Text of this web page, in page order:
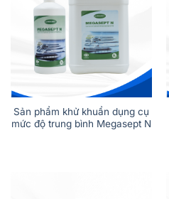
Sản phẩm khử khuẩn dụng cụ
mức độ trung bình Megasept N